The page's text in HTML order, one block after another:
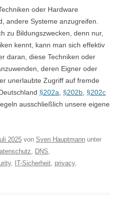
oder Hardware
andere Systeme anzugreifen.
zu Bildungszwecken, denn nur,
kennt, kann man sich effektiv
daran, diese Techniken oder
deren Eigner oder
unerlaubte Zugriff auf fremde
§202a §202b §202c
ausschließlich unsere eigene
2025 von Sven Hauptmann unter
, DNS,
, IT-Sicherheit, privacy,